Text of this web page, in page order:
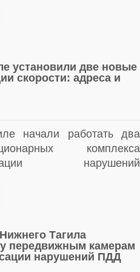
диагональную парковку,
установили две новые
скорости: адреса и
начали работать два
комплекса
нарушений
Тагила
передвижным камерам
нарушений ПДД